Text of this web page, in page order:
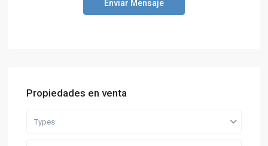
Enviar Mensaje
Propiedades en venta
Types